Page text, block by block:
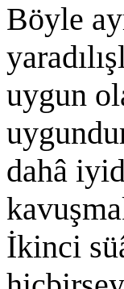
Böyle
uygun
dahâ
İkinci